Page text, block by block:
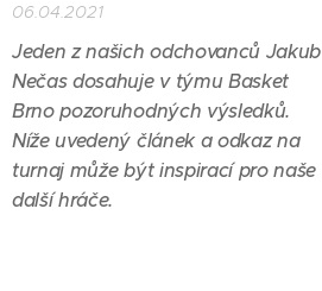
06.04.2021
Jeden z našich odchovanců Jakub
Nečas dosahuje v týmu Basket
Brno pozoruhodných výsledků.
Níže uvedený článek a odkaz na
turnaj může být inspirací pro naše
další hráče.